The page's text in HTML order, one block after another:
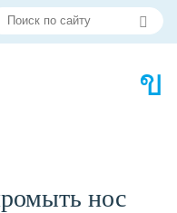
нос